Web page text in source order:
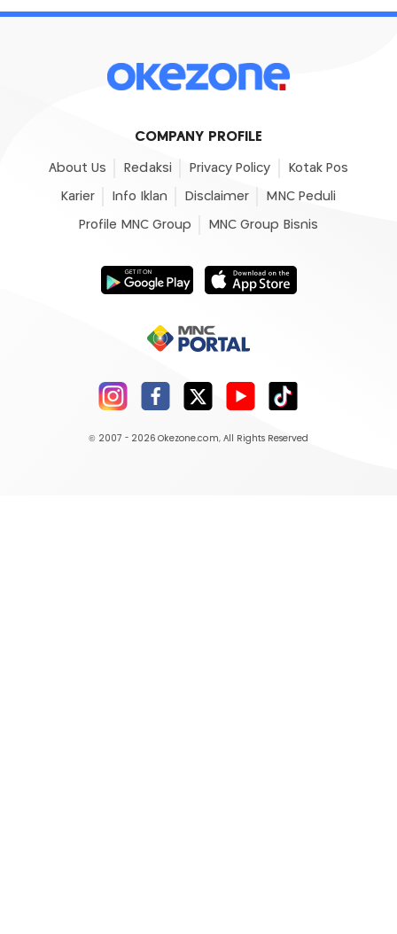
COMPANY PROFILE
About Us Redaksi Privacy Policy Kotak Pos
Karier Info Iklan Disclaimer MNC Peduli
Profile MNC Group MNC Group Bisnis
© 2007 - 2026 Okezone.com, All Rights Reserved